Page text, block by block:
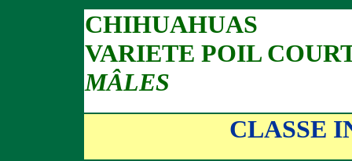
CHIHUAHUAS
VARIETE POIL
MÂLES
CLASSE